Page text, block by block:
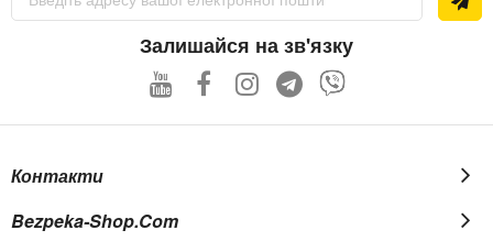
нашу
Залишайся на зв'язку
Контакти
Bezpeka-Shop.com